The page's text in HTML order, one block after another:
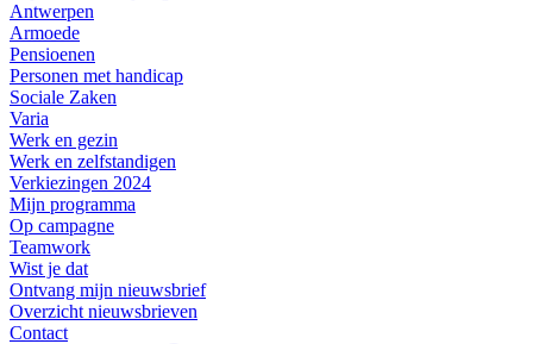
Antwerpen
Armoede
Pensioenen
Personen met handicap
Sociale Zaken
Varia
Werk en gezin
Werk en zelfstandigen
Verkiezingen 2024
Mijn programma
Op campagne
Teamwork
Wist je dat
Ontvang mijn nieuwsbrief
Overzicht nieuwsbrieven
Contact